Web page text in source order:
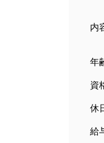
内
年
資
休
給